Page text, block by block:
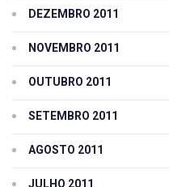
DEZEMBRO 2011
NOVEMBRO 2011
OUTUBRO 2011
SETEMBRO 2011
AGOSTO 2011
JULHO 2011